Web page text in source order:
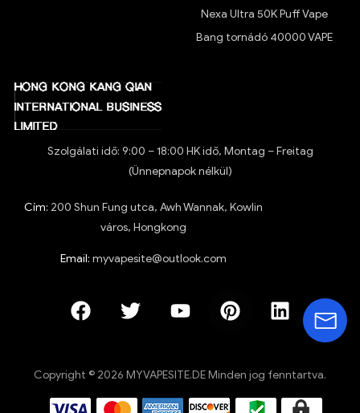
Nexa Ultra 50K Puff Vape
Bang tornádó 40000 VAPE
Szolgálati idő: 9:00 – 18:00 HK idő, Montag – Freitag
(Ünnepnapok nélkül)
Cím: 200 Shun Fung utca, Awh Wannak, Kowlin
város, Hongkong
Email: myvapesite@outlook.com
Copyright © 2026 MYVAPESITE.DE Minden jog fenntartva.